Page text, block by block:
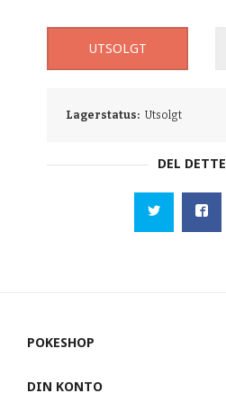
UTSOLGT
Lagerstatus: Utsolgt
DEL DETTE
POKESHOP
DIN KONTO